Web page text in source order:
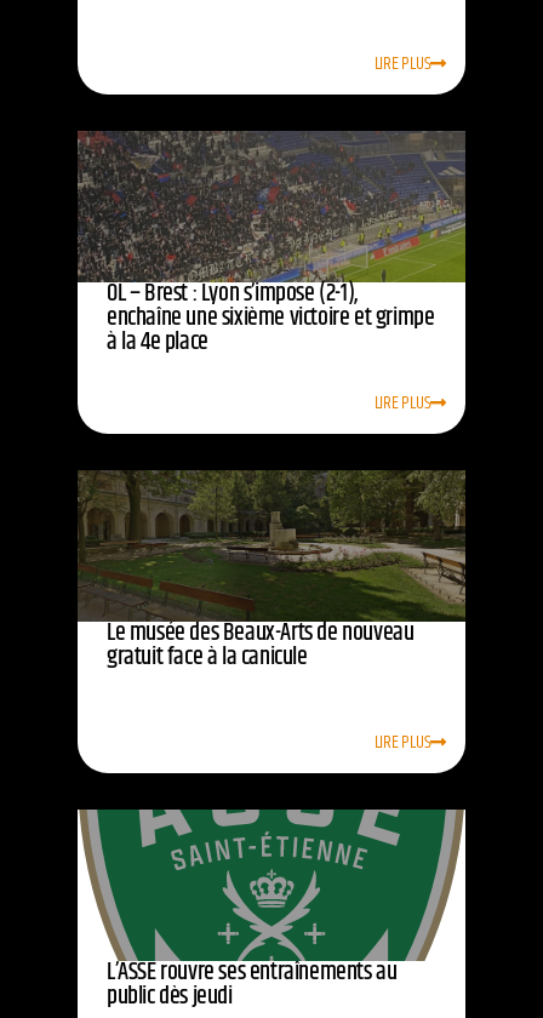
LIRE PLUS
OL – Brest : Lyon s’impose (2-1),
enchaîne une sixième victoire et grimpe
à la 4e place
LIRE PLUS
Le musée des Beaux-Arts de nouveau
gratuit face à la canicule
LIRE PLUS
L’ASSE rouvre ses entraînements au
public dès jeudi